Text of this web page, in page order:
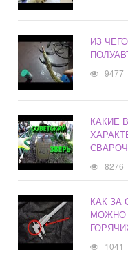
ИЗ
9477
КАКИЕ
8276
КАК ЗА
МОЖНО
1041